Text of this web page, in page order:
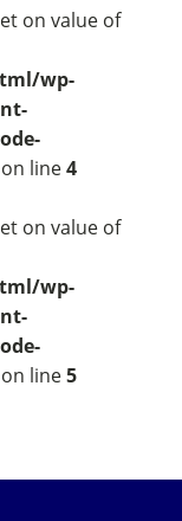
on value of
wp-
on line4
on value of
wp-
on line5